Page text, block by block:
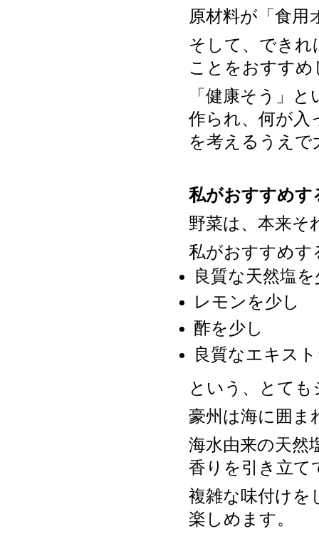
原材料が「食用
そして、できれ
ことをおすすめ
「健康そう」
作られ、何が入
を考えるうえで
私がおすすめす
野菜は、本来そ
私がおすすめす
良質な天然塩を
レモンを少し
酢を少し
良質なエキス
という、とて
豪州は海に囲ま
海水由来の天然
香りを引き立て
複雑な味付けを
楽しめます。